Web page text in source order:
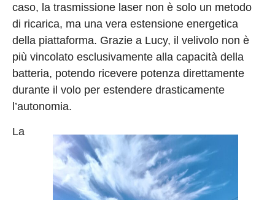
caso, la trasmissione laser non è solo un metodo
di ricarica, ma una vera estensione energetica
della piattaforma. Grazie a Lucy, il velivolo non è
più vincolato esclusivamente alla capacità della
batteria, potendo ricevere potenza direttamente
durante il volo per estendere drasticamente
l’autonomia.
La